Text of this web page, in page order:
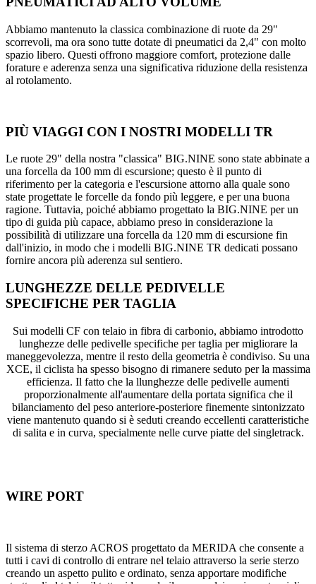
Abbiamo mantenuto la classica combinazione di ruote da 29"
scorrevoli, ma ora sono tutte dotate di pneumatici da 2,4" con molto
spazio libero. Questi offrono maggiore comfort, protezione dalle
forature e aderenza senza una significativa riduzione della resistenza
al rotolamento.
PIÙ VIAGGI CON I NOSTRI MODELLI TR
Le ruote 29" della nostra "classica" BIG.NINE sono state abbinate a
una forcella da 100 mm di escursione; questo è il punto di
riferimento per la categoria e l'escursione attorno alla quale sono
state progettate le forcelle da fondo più leggere, e per una buona
ragione. Tuttavia, poiché abbiamo progettato la BIG.NINE per un
tipo di guida più capace, abbiamo preso in considerazione la
possibilità di utilizzare una forcella da 120 mm di escursione fin
dall'inizio, in modo che i modelli BIG.NINE TR dedicati possano
fornire ancora più aderenza sul sentiero.
LUNGHEZZE DELLE PEDIVELLE
SPECIFICHE PER TAGLIA
Sui modelli CF con telaio in fibra di carbonio, abbiamo introdotto
lunghezze delle pedivelle specifiche per taglia per migliorare la
maneggevolezza, mentre il resto della geometria è condiviso. Su una
XCE, il ciclista ha spesso bisogno di rimanere seduto per la massima
efficienza. Il fatto che la llunghezze delle pedivelle aumenti
proporzionalmente all'aumentare della portata significa che il
bilanciamento del peso anteriore-posteriore finemente sintonizzato
viene mantenuto quando si è seduti creando eccellenti caratteristiche
di salita e in curva, specialmente nelle curve piatte del singletrack.
WIRE PORT
Il sistema di sterzo ACROS progettato da MERIDA che consente a
tutti i cavi di controllo di entrare nel telaio attraverso la serie sterzo
creando un aspetto pulito e ordinato, senza apportare modifiche